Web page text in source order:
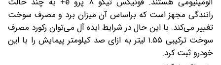
رانندگی مجهز است که براساس آن میزان برد و مصرف سوخت
تغییر می‌کند. با این حال در شرایط ایده آل می‌توان رکورد مصرف
سوخت ترکیبی ۱.۵۵ لیتر به ازای صد کیلومتر پیمایش را با این
خودرو ثبت کرد.